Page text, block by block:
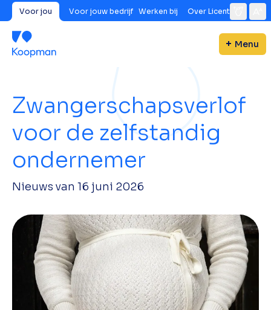
Voor jou Voor jouw bedrijf Werken bij Over Licent
Menu
Zwangerschapsverlof
voor de zelfstandig
ondernemer
Nieuws van 16 juni 2026